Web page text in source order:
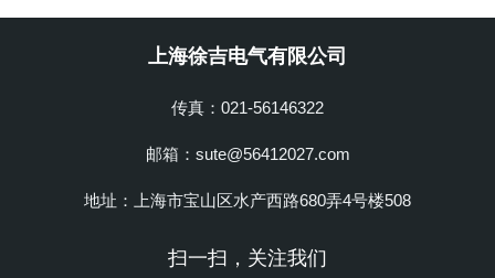
上海徐吉电气有限公司
传真：021-56146322
邮箱：sute@56412027.com
地址：上海市宝山区水产西路680弄4号楼508
扫一扫，关注我们